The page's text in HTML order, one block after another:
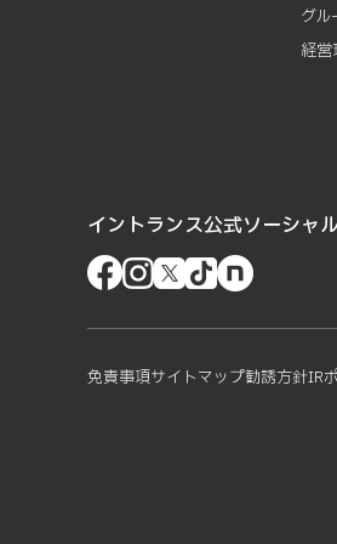
グル
経営
イントランス公式ソーシャ
免責事項サイトマップ勧誘方針IR